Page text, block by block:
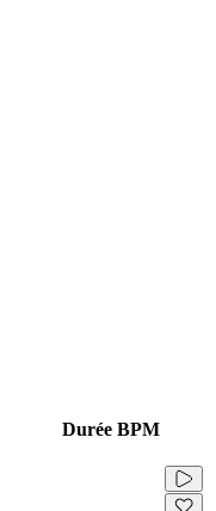
Durée BPM